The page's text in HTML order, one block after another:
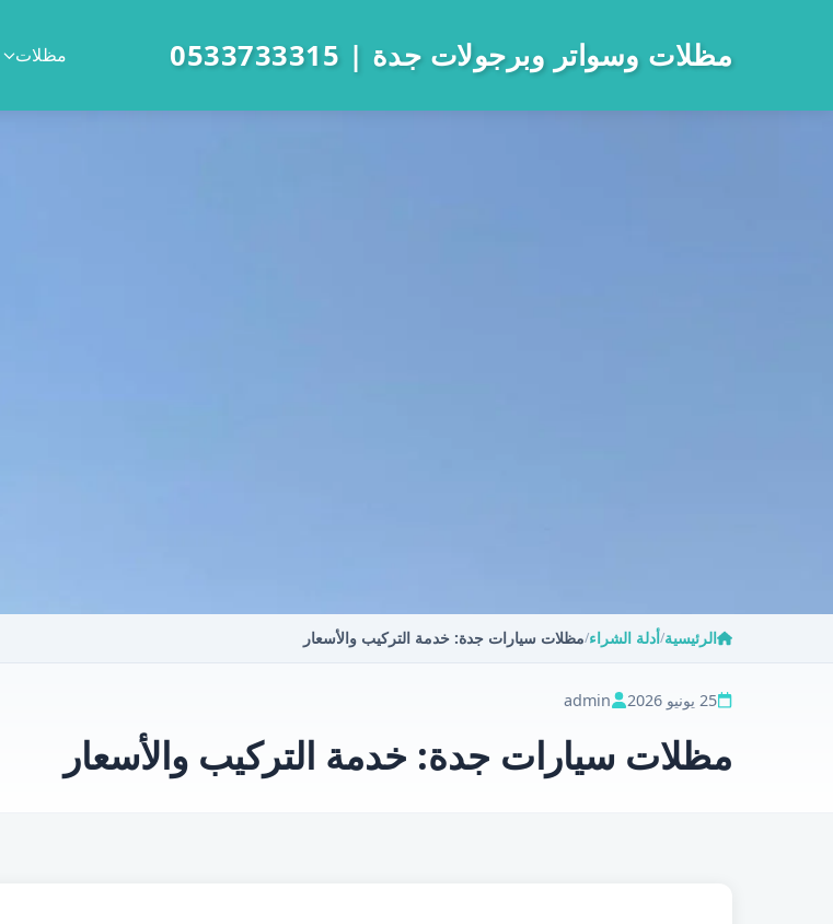
مظلات وسواتر وبرجولات جدة | 0533733315 مظلات
الرئيسية/أدلة الشراء/مظلات سيارات جدة: خدمة التركيب والأسعار
25 يونيو 2026 admin
مظلات سيارات جدة: خدمة التركيب والأسعار